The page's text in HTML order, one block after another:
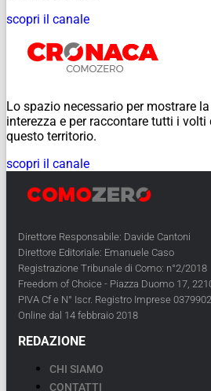
scopri il canale
Lo spazio necessario per mostrare
interezza e per raccontare tutti i
questo territorio.
scopri il canale
Direttore Responsabile: Davide Cantoni
Direttore Editoriale: Emanuele Caso
Registrazione Tribunale di Como: n°2/2018
Freedom of Choice - Piazza Duomo 17,
PIVA Cf e N° Iscr. Registro Imprese
Online dal 14 febbraio 2018
REDAZIONE
CHI SIAMO
CONTATTI